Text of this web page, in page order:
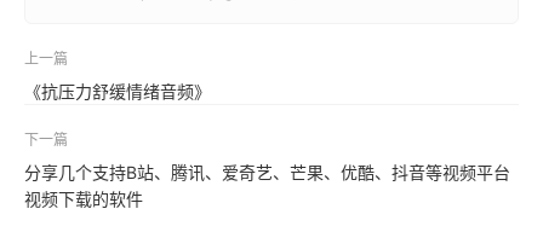
上一篇
《抗压力舒缓情绪音频》
下一篇
分享几个支持B站、腾讯、爱奇艺、芒果、优酷、抖音等视频平台
视频下载的软件